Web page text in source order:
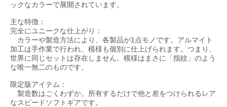
ックなカラーで展開されています。
主な特徴：
完全にユニークな仕上がり：
カラーや製造方法により、各製品が1点モノです。アルマイト
加工は手作業で行われ、模様も個別に仕上げられます。つまり、
世界に同じセットは存在しません。模様はまさに「指紋」のよう
な唯一無二のものです。
限定版アイテム：
製造数はごくわずか。所有するだけで他と差をつけられるレア
なスピードソフトギアです。